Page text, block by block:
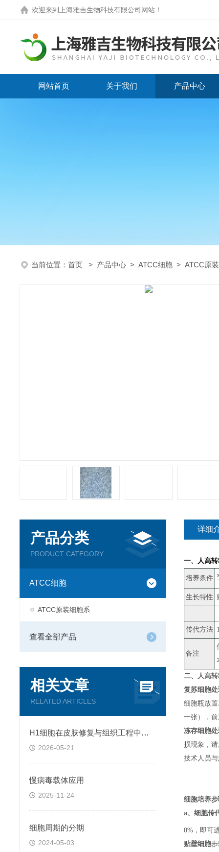
欢迎来到 上海雅吉生物科技有限公司网站 ！
网站首页 关于我们 产品中心
当前位置： 首页 > 产品中心 > ATCC细胞 > ATCC原
产品分类
PRODUCT CATEGORY
ATCC细胞
ATCC原装细胞系
查看全部产品
相关文章
RELATED ARTICLES
H1细胞在皮肤修复与组织工程中的应用前景
2026-05-21
慢病毒载体应用
2025-11-24
细胞周期的分期
2024-05-03
详细
一、 人高
培养条件
生长特性
传代方法
备注
二、
人高
复苏细胞
细胞瓶放
一张）
，
冻存细胞
损现象，
技术人员
细胞培养
a、 细胞传
0%，即可
贴壁细胞